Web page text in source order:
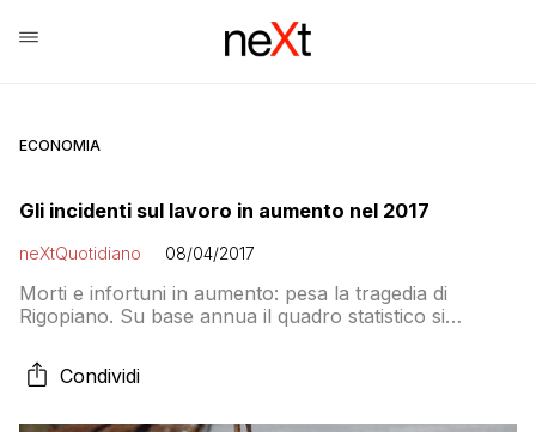
ECONOMIA
Gli incidenti sul lavoro in aumento nel 2017
neXtQuotidiano 08/04/2017
Morti e infortuni in aumento: pesa la tragedia di
Rigopiano. Su base annua il quadro statistico si
Condividi